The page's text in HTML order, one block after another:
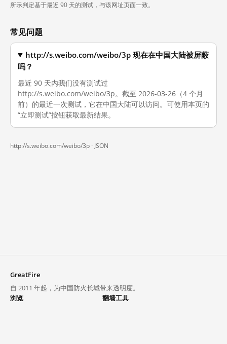
所示判定基于最近 90 天的测试，与该网址页面一致。
常见问题
http://s.weibo.com/weibo/3p 现在在中国大陆被屏蔽
吗？
最近 90 天内我们没有测试过
http://s.weibo.com/weibo/3p。截至 2026-03-26（4 个月
前）的最近一次测试，它在中国大陆可以访问。可使用本页的
“立即测试”按钮获取最新结果。
http://s.weibo.com/weibo/3p · JSON
GreatFire
自 2011 年起，为中国防火长城带来透明度。
浏览
翻墙工具